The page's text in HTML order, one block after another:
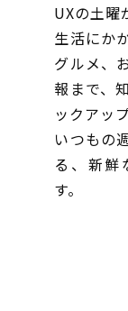
UXの土曜
生活にか
グルメ、
報まで、
ックアッ
いつもの
る、新鮮
す。